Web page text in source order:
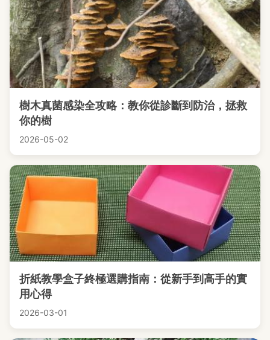
樹木真菌感染全攻略：教你從診斷到防治，拯救
你的樹
2026-05-02
折紙教學盒子終極選購指南：從新手到高手的實
用心得
2026-03-01